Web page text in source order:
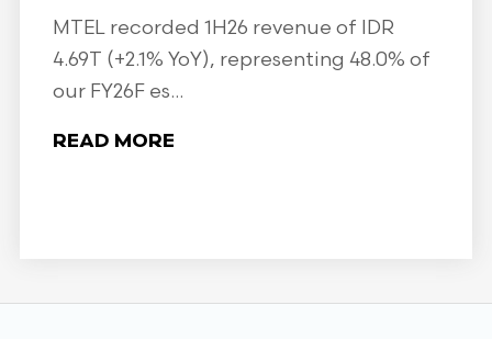
MTEL recorded 1H26 revenue of IDR
4.69T (+2.1% YoY), representing 48.0% of
our FY26F es...
READ MORE